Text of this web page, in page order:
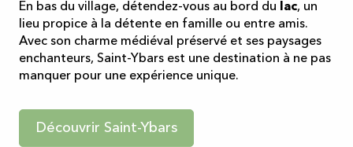
En bas du village, détendez-vous au bord du lac, un
lieu propice à la détente en famille ou entre amis.
Avec son charme médiéval préservé et ses paysages
enchanteurs, Saint-Ybars est une destination à ne pas
manquer pour une expérience unique.
Découvrir Saint-Ybars